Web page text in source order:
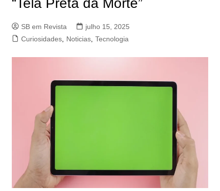
SB em Revista
julho 15, 2025
Curiosidades, Noticias, Tecnologia